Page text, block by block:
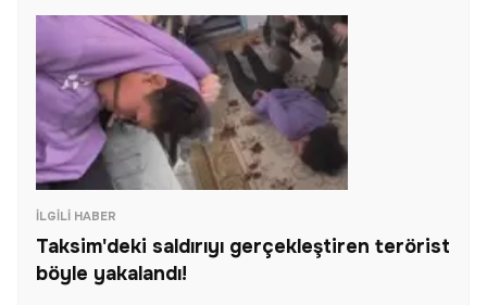
İLGILI HABER
Taksim'deki saldırıyı gerçekleştiren terörist
böyle yakalandı!